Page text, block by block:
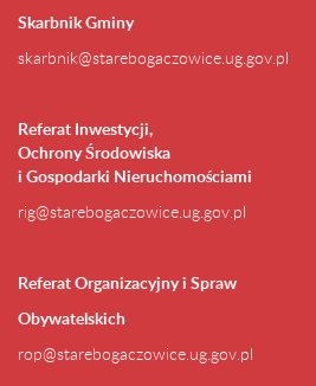
Skarbnik Gminy
skarbnik@starebogaczowice.ug.gov.pl
Referat Inwestycji,
Ochrony Środowiska
i Gospodarki Nieruchomościami
rig@starebogaczowice.ug.gov.pl
Referat Organizacyjny i Spraw
Obywatelskich
rop@starebogaczowice.ug.gov.pl